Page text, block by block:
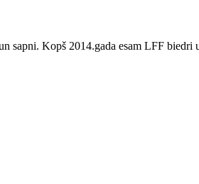
Kopš 2014.gada esam LFF